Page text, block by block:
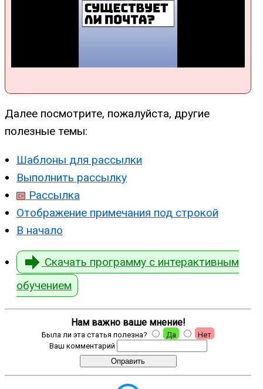
Далее посмотрите, пожалуйста, другие
полезные темы:
Шаблоны для рассылки
Выполнить рассылку
Рассылка
Отображение примечания под строкой
В начало
Скачать программу с интерактивным
обучением
Нам важно ваше мнение!
Была ли эта статья полезна? Да
Нет
Ваш комментарий